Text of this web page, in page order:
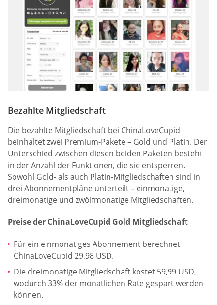
Bezahlte Mitgliedschaft
Die bezahlte Mitgliedschaft bei ChinaLoveCupid
beinhaltet zwei Premium-Pakete – Gold und Platin. Der
Unterschied zwischen diesen beiden Paketen besteht
in der Anzahl der Funktionen, die sie entsperren.
Sowohl Gold- als auch Platin-Mitgliedschaften sind in
drei Abonnementpläne unterteilt – einmonatige,
dreimonatige und zwölfmonatige Mitgliedschaften.
Preise der ChinaLoveCupid Gold Mitgliedschaft
Für ein einmonatiges Abonnement berechnet
ChinaLoveCupid 29,98 USD.
Die dreimonatige Mitgliedschaft kostet 59,99 USD,
wodurch 33% der monatlichen Rate gespart werden
können.